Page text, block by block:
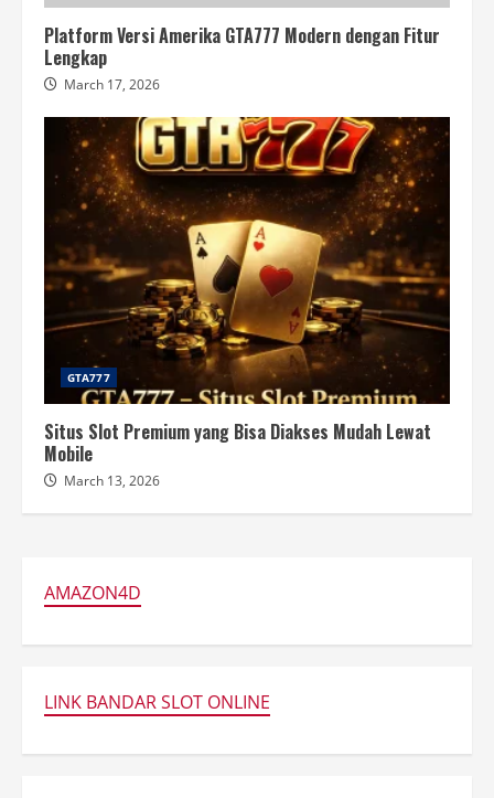
Platform Versi Amerika GTA777 Modern dengan Fitur
Lengkap
March 17, 2026
GTA777
Situs Slot Premium yang Bisa Diakses Mudah Lewat
Mobile
March 13, 2026
AMAZON4D
LINK BANDAR SLOT ONLINE